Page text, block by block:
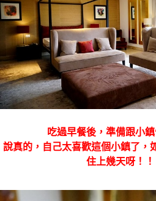
吃過早餐後，準備跟小鎮
說真的，自己太喜歡這個小鎮了，
住上幾天呀！！